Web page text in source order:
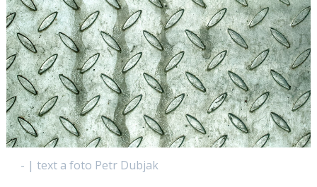
- | text a foto Petr Dubjak